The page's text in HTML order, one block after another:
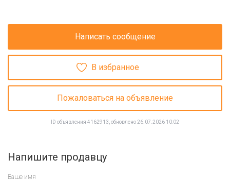
Написать сообщение
В избранное
Пожаловаться на объявление
ID объявления 4162913, обновлено 26.07.2026 10:02
Напишите продавцу
Ваше имя